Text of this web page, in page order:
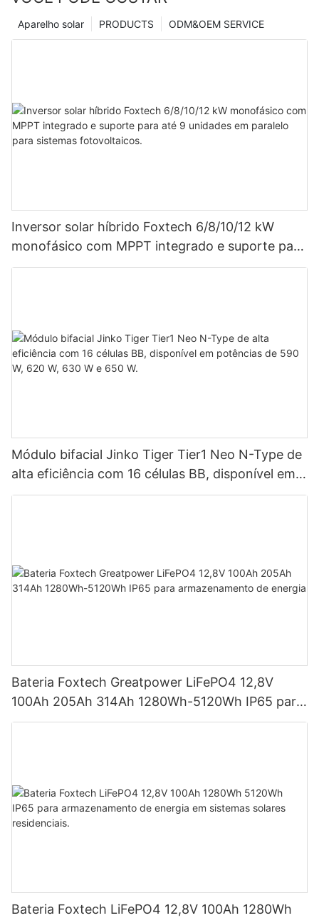
ODM&OEM SERVICE
PRODUCTS
Aparelho solar
Inversor solar híbrido Foxtech 6/8/10/12 kW
monofásico com MPPT integrado e suporte para
até 9 unidades em paralelo para sistemas
Módulo bifacial Jinko Tiger Tier1 Neo N-Type de
alta eficiência com 16 células BB, disponível em
potências de 590 W, 620 W, 630 W e 650 W.
Bateria Foxtech Greatpower LiFePO4 12,8V
100Ah 205Ah 314Ah 1280Wh-5120Wh IP65 para
armazenamento de energia
Bateria Foxtech LiFePO4 12,8V 100Ah 1280Wh